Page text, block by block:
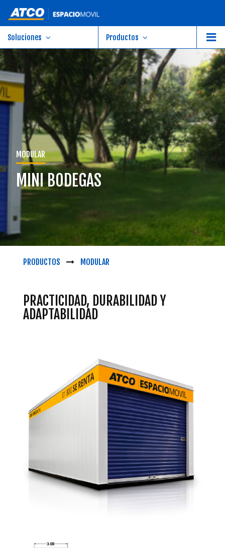
Soluciones Productos
MODULAR
MINI BODEGAS
PRODUCTOS MODULAR
PRACTICIDAD, DURABILIDAD Y
ADAPTABILIDAD